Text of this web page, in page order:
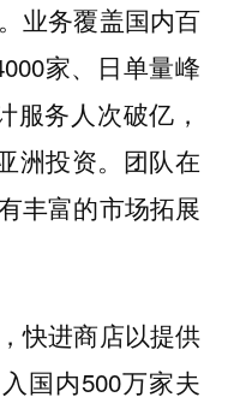
业务覆盖国内百
家、日单量峰
服务人次破亿，
洲投资。团队在
丰富的市场拓展
快进商店以提供
国内500万家夫